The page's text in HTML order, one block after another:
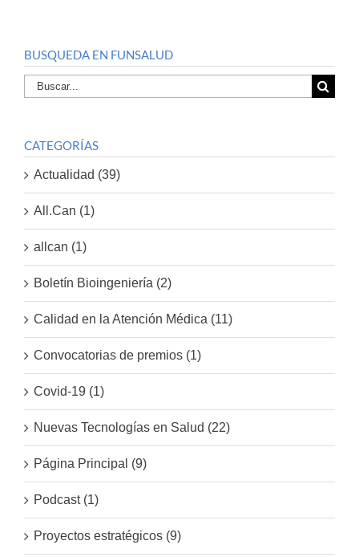
BUSQUEDA EN FUNSALUD
Buscar
por:
CATEGORÍAS
Actualidad (39)
All.Can (1)
allcan (1)
Boletín Bioingeniería (2)
Calidad en la Atención Médica (11)
Convocatorias de premios (1)
Covid-19 (1)
Nuevas Tecnologías en Salud (22)
Página Principal (9)
Podcast (1)
Proyectos estratégicos (9)